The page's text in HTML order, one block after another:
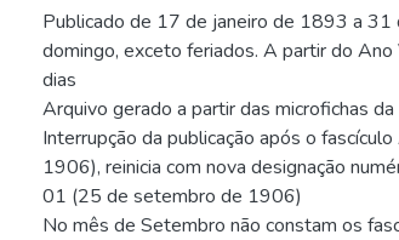
Publicado de 17 de janeiro de 1893 a
domingo, exceto feriados. A partir do
dias
Arquivo gerado a partir das microfichas
Interrupção da publicação após o
1906), reinicia com nova designação
01 (25 de setembro de 1906)
No mês de Setembro não constam os